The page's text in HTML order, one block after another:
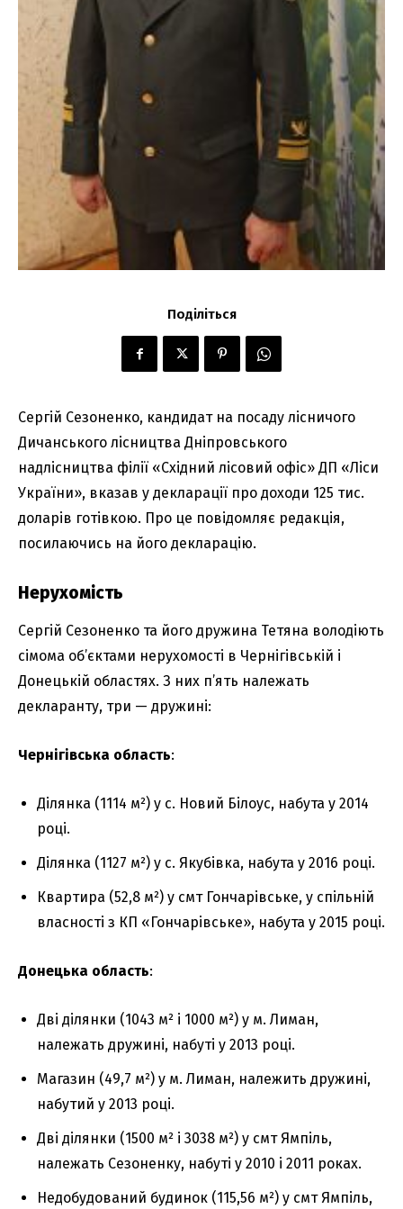
Поділіться
Сергій Сезоненко, кандидат на посаду лісничого
Дичанського лісництва Дніпровського
надлісництва філії «Східний лісовий офіс» ДП «Ліси
України», вказав у декларації про доходи 125 тис.
доларів готівкою. Про це повідомляє редакція,
посилаючись на його декларацію.
Нерухомість
Сергій Сезоненко та його дружина Тетяна володіють
сімома об’єктами нерухомості в Чернігівській і
Донецькій областях. З них п’ять належать
декларанту, три — дружині:
Чернігівська область:
Ділянка (1114 м²) у с. Новий Білоус, набута у 2014
році.
Ділянка (1127 м²) у с. Якубівка, набута у 2016 році.
Квартира (52,8 м²) у смт Гончарівське, у спільній
власності з КП «Гончарівське», набута у 2015 році.
Донецька область:
Дві ділянки (1043 м² і 1000 м²) у м. Лиман,
належать дружині, набуті у 2013 році.
Магазин (49,7 м²) у м. Лиман, належить дружині,
набутий у 2013 році.
Дві ділянки (1500 м² і 3038 м²) у смт Ямпіль,
належать Сезоненку, набуті у 2010 і 2011 роках.
Недобудований будинок (115,56 м²) у смт Ямпіль,